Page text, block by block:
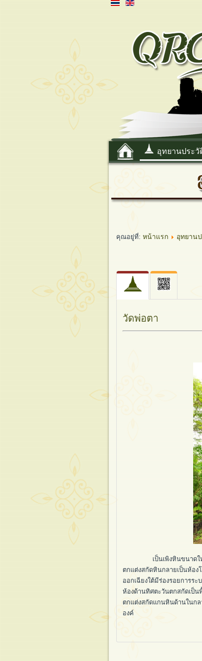
อุทยานประวั
คุณอยู่ที่: หน้าแรก อุทยาน
วัดพ่อตา
เป็นเพิงหินขนาดใหญ่ที่เ
ตกแต่งสกัดหินกลายเป็นห้อ
ออกเฉียงใต้มีร่องรอยการ
ห้องด้านทิศตะวันตกสกัดเป็
ตกแต่งสกัดแกนหินด้านในก
องค์